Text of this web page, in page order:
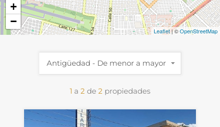
+
−
Leaflet| ©OpenStreetMap
1 a 2 de 2 propiedades
Antigüedad - De menor a mayor